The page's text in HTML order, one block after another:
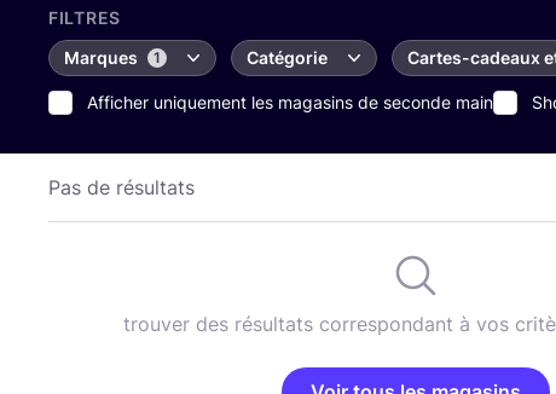
FILTRES
Marques
1 Catégorie Cartes-cadeaux
Afficher uniquement les magasins de seconde main
Pas de résultats
trouver des résultats correspondant à vos